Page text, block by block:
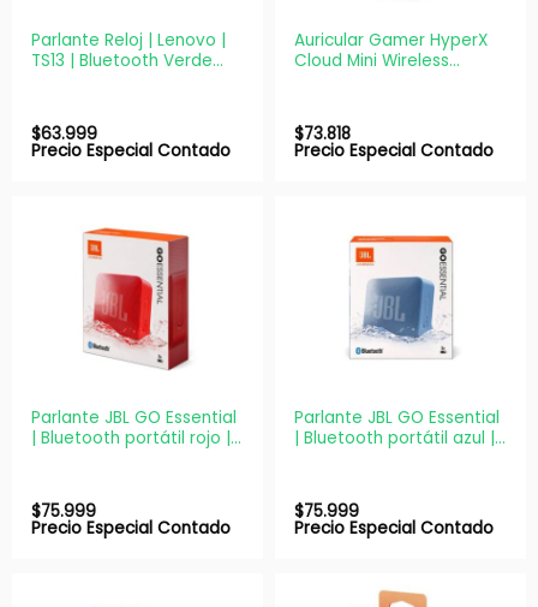
Parlante Reloj | Lenovo |
TS13 | Bluetooth Verde
$63.999
Precio Especial Contado
Auricular Gamer HyperX
Cloud Mini Wireless
$73.818
Precio Especial Contado
Parlante JBL GO Essential
| Bluetooth portátil rojo |
$75.999
Precio Especial Contado
Parlante JBL GO Essential
| Bluetooth portátil azul |
$75.999
Precio Especial Contado